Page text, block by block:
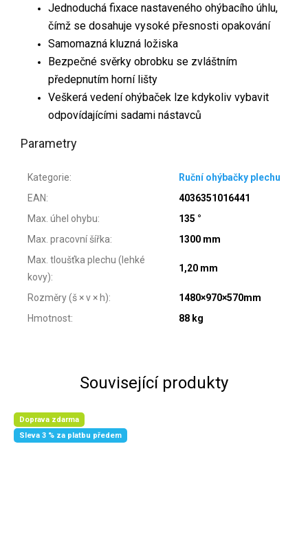
Jednoduchá fixace nastaveného ohýbacího úhlu,
čímž se dosahuje vysoké přesnosti opakování
Samomazná kluzná ložiska
Bezpečné svěrky obrobku se zvláštním
předepnutím horní lišty
Veškerá vedení ohýbaček lze kdykoliv vybavit
odpovídajícími sadami nástavců
Parametry
Kategorie:
Ruční ohýbačky plechu
EAN:
4036351016441
Max. úhel ohybu:
135 °
Max. pracovní šířka:
1300 mm
Max. tloušťka plechu (lehké
kovy):
1,20 mm
Rozměry (š × v × h):
1480×970×570mm
Hmotnost: 88 kg
Související produkty
Doprava zdarma
Sleva 3 % za platbu předem